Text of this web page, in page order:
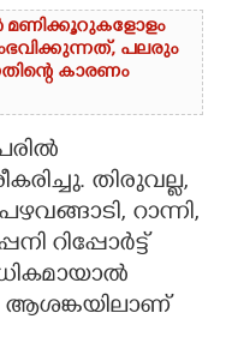
മണിക്കൂറുകളോളം
പലരും
കാരണം
തിരുവല്ല,
റാന്നി,
റിപ്പോർട്ട്
ആശങ്കയിലാണ്